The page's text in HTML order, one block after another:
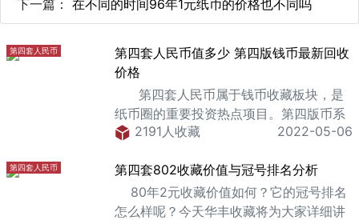
下一篇： 在不同的时间96年1元纸币的价格也不同吗
第四套人民币
第四套人民币值多少 第四版钱币最新回收
价格
第四套人民币属于钱币收藏板块，是
纸币圈的重要投资热点项目。第四版币系
列下有很多潜力巨大的币种，比如“8050
好者和行家们的追捧，币
2191人收藏 2022-05-06
第四套人民币
第四套802收藏价值与冠号排名分析
80年2元收藏价值如何？它的冠号排名
怎么样呢？今天华丰收藏将为大家详细讲